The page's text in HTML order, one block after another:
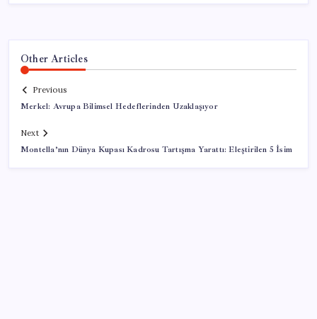
Other Articles
Previous
Merkel: Avrupa Bilimsel Hedeflerinden Uzaklaşıyor
Next
Montella’nın Dünya Kupası Kadrosu Tartışma Yarattı: Eleştirilen 5 İsim